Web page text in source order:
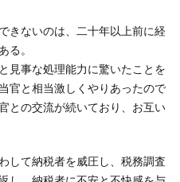
きないのは、二十年以上前に経
る。
見事な処理能力に驚いたことを
官と相当激しくやりあったので
との交流が続いており、お互い
て納税者を威圧し、税務調査